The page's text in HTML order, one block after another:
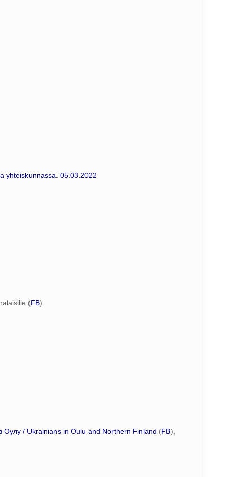
yhteiskunnassa. 05.03.2022
(FB)
в Оулу / Ukrainians in Oulu and Northern Finland (FB),